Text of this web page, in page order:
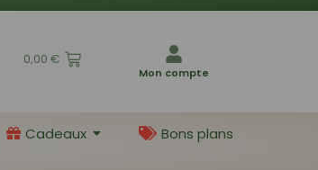
0,00 €
Mon compte
Cadeaux
Bons plans